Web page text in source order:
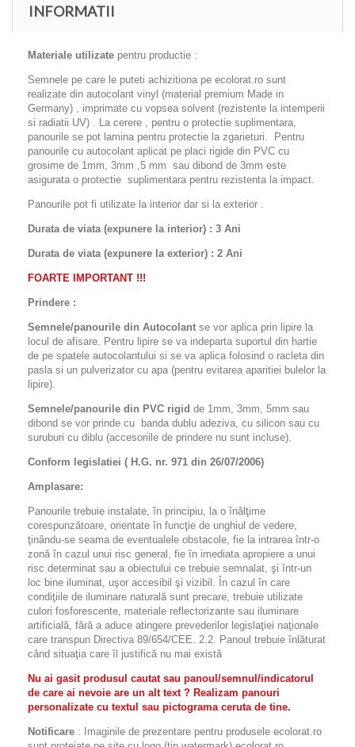
INFORMATII
Materiale utilizate pentru productie :
Semnele pe care le puteti achizitiona pe ecolorat.ro sunt
realizate din autocolant vinyl (material premium Made in
Germany) , imprimate cu vopsea solvent (rezistente la intemperii
si radiatii UV) . La cerere , pentru o protectie suplimentara,
panourile se pot lamina pentru protectie la zgarieturi. Pentru
panourile cu autocolant aplicat pe placi rigide din PVC cu
grosime de 1mm, 3mm ,5 mm sau dibond de 3mm este
asigurata o protectie suplimentara pentru rezistenta la impact.
Panourile pot fi utilizate la interior dar si la exterior .
Durata de viata (expunere la interior) : 3 Ani
Durata de viata (expunere la exterior) : 2 Ani
FOARTE IMPORTANT !!!
Prindere :
Semnele/panourile din Autocolant se vor aplica prin lipire la
locul de afisare. Pentru lipire se va indeparta suportul din hartie
de pe spatele autocolantului si se va aplica folosind o racleta din
pasla si un pulverizator cu apa (pentru evitarea aparitiei bulelor la
lipire).
Semnele/panourile din PVC rigid de 1mm, 3mm, 5mm sau
dibond se vor prinde cu banda dublu adeziva, cu silicon sau cu
suruburi cu diblu (accesoriile de prindere nu sunt incluse).
Conform legislatiei ( H.G. nr. 971 din 26/07/2006)
Amplasare:
Panourile trebuie instalate, în principiu, la o înălţime
corespunzătoare, orientate în funcţie de unghiul de vedere,
ţinându-se seama de eventualele obstacole, fie la intrarea într-o
zonă în cazul unui risc general, fie în imediata apropiere a unui
risc determinat sau a obiectului ce trebuie semnalat, şi într-un
loc bine iluminat, uşor accesibil şi vizibil. În cazul în care
condiţiile de iluminare naturală sunt precare, trebuie utilizate
culori fosforescente, materiale reflectorizante sau iluminare
artificială, fără a aduce atingere prevederilor legislaţiei naţionale
care transpun Directiva 89/654/CEE. 2.2. Panoul trebuie înlăturat
când situaţia care îl justifică nu mai există
Nu ai gasit produsul cautat sau panoul/semnul/indicatorul
de care ai nevoie are un alt text ? Realizam panouri
personalizate cu textul sau pictograma ceruta de tine.
Notificare : Imaginile de prezentare pentru produsele ecolorat.ro